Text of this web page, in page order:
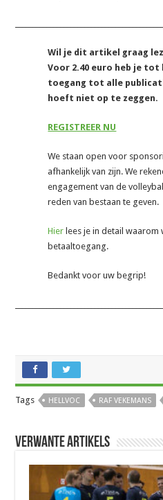
Wil je dit artikel graag
Voor 2.40 euro heb je tot
toegang tot alle
hoeft niet op te zeggen.
REGISTREER NU
We staan open voor
afhankelijk van zijn. We
engagement van de
reden van bestaan te geven.
Hier lees je in detail waarom
betaaltoegang.
Bedankt voor uw begrip!
Tags HELLVOC RAF VEKEMANS
Verwante artikels